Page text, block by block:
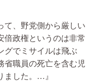
て、野党側から厳しい
倍政権というのは非常
グでミサイルは飛ぶ
職員の死亡を含む児
ました。…』